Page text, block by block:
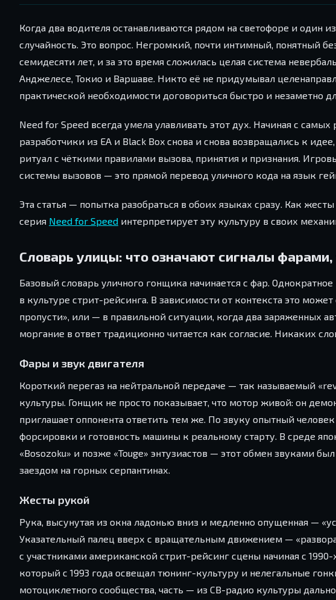
Когда два водителя останавливаются рядом на светофоре и один
случайность. Это вопрос. Негромкий, почти интимный, понятный
семидесяти лет, и за это время сложилась целая система
Анджелесе, Токио и Варшаве. Никто её не придумывал
практической необходимости договориться быстро и незаметно
Need for Speed всегда умела улавливать этот дух. Начиная с
разработчики из EA и Black Box снова и снова возвращались к
ритуал с чёткими правилами вызова, принятия и признания.
системы вызовов — это прямой перевод уличного кода на язык
Эта статья — попытка разобраться в обоих языках сразу. Как
серия Need for Speed интерпретирует эту культуру в своих
Словарь улицы: что означают сигналы фарами,
Базовый словарь уличного гонщика начинается с фар.
в культуре стрит-рейсинга. В зависимости от контекста это
пропусти», или — в правильной ситуации, когда два заряженных
моргание в ответ традиционно читается как согласие. Никаких
Фары и звук двигателя
Короткий перегаз на нейтральной передаче — так называемый
культуры. Гонщик не просто показывает, что мотор живой: он
приглашает оппонента ответить тем же. По звуку опытный
форсировки и готовность машины к реальному старту. В среде
«Bosozoku» и позже «Touge» энтузиастов — этот обмен звуками
заездом на горных серпантинах.
Жесты рукой
Рука, высунутая из окна ладонью вниз и медленно опущенная —
Указательный палец вверх с вращательным движением —
с участниками американской стрит-рейсинг сцены начиная с
который с 1993 года освещал тюнинг-культуру и нелегальные
мотоциклетного сообщества, часть — из CB-радио культуры